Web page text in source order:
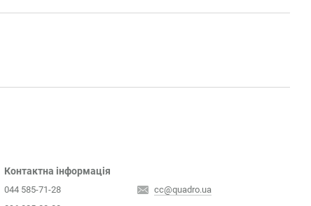
Контактна інформація
044 585-71-28
cc@quadro.ua